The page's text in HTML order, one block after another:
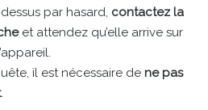
par hasard, contactez la
et attendez qu’elle arrive sur
il est nécessaire de ne pas
.